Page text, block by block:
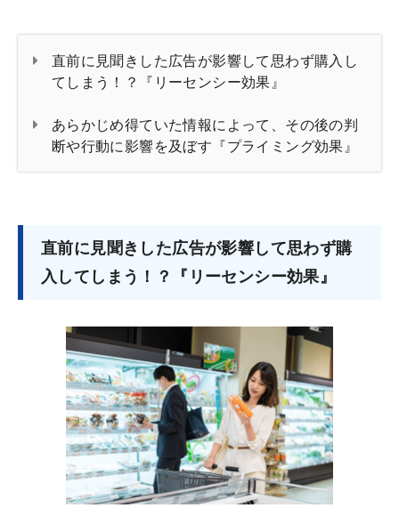
直前に見聞きした広告が影響して思わず購入し
てしまう！？『リーセンシー効果』
あらかじめ得ていた情報によって、その後の判
断や行動に影響を及ぼす『プライミング効果』
直前に見聞きした広告が影響して思わず購
入してしまう！？『リーセンシー効果』